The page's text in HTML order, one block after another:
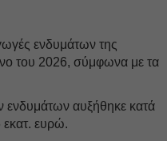
ενδυμάτων της
του 2026, σύμφωνα με τα
ενδυμάτων αυξήθηκε κατά
ευρώ.